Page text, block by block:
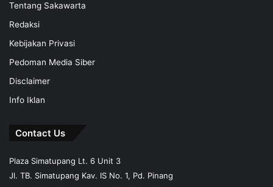
Tentang Sakawarta
Redaksi
Kebijakan Privasi
Pedoman Media Siber
Disclaimer
Info Iklan
Contact Us
Plaza Simatupang Lt. 6 Unit 3
Jl. TB. Simatupang Kav. IS No. 1, Pd. Pinang